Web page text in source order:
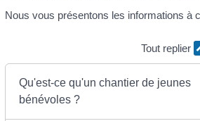
Nous vous présentons les informations à
Tout replier
Qu'est-ce qu'un chantier de jeunes
bénévoles ?